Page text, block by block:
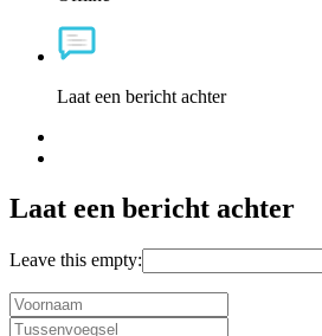
Laat een bericht achter
Laat een bericht achter
Leave this empty: